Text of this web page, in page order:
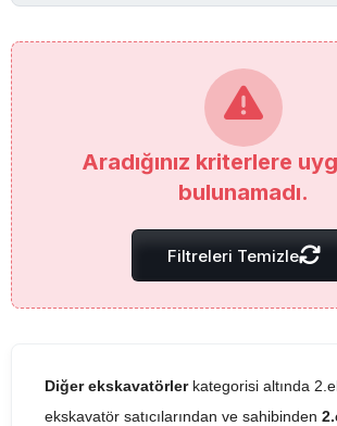
Aradığınız kriterlere
bulunamadı.
Filtreleri Temizle
Diğer ekskavatörlerkategorisi altında
ekskavatör satıcılarından ve sahibinden